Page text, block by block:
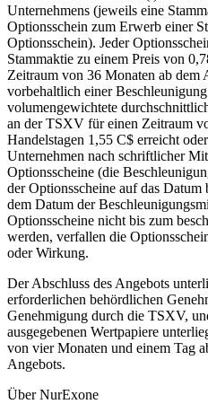
Unternehmens (jeweils eine
Optionsschein zum Erwerb einer
Optionsschein). Jeder
Stammaktie zu einem Preis von
Zeitraum von 36 Monaten ab dem
vorbehaltlich einer
volumengewichtete
an der TSXV für einen Zeitraum
Handelstagen 1,55 C$ erreicht
Unternehmen nach schriftlicher
Optionsscheine (die
der Optionsscheine auf das Datum
dem Datum der
Optionsscheine nicht bis zum
werden, verfallen die
oder Wirkung.
Der Abschluss des Angebots
erforderlichen behördlichen
Genehmigung durch die TSXV,
ausgegebenen Wertpapiere
von vier Monaten und einem Tag
Angebots.
Über NurExone